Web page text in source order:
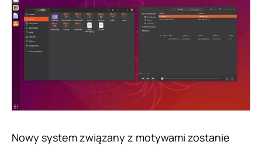
Nowy system związany z motywami zostanie